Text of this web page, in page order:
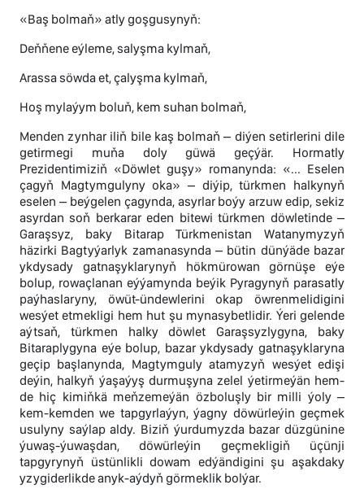
«Baş bolmaň» atly goşgusynyň:
Deňňene eýleme, salyşma kylmaň,
Arassa söwda et, çalyşma kylmaň,
Hoş mylaýym boluň, kem suhan bolmaň,
Menden zynhar iliň bile kaş bolmaň – diýen setirlerini dile
getirmegi muňa doly güwä geçýär. Hormatly
Prezidentimiziň «Döwlet guşy» romanynda: «... Eselen
çagyň Magtymgulyny oka» – diýip, türkmen halkynyň
eselen – beýgelen çagynda, asyrlar boýy arzuw edip, sekiz
asyrdan soň berkarar eden bitewi türkmen döwletinde –
Garaşsyz, baky Bitarap Türkmenistan Watanymyzyň
häzirki Bagtyýarlyk zamanasynda – bütin dünýäde bazar
ykdysady gatnaşyklarynyň hökmürowan görnüşe eýe
bolup, rowaçlanan eýýamynda beýik Pyragynyň parasatly
paýhaslaryny, öwüt-ündewlerini okap öwrenmelidigini
wesýet etmekligi hem hut şu mynasybetlidir. Ýeri gelende
aýtsaň, türkmen halky döwlet Garaşsyzlygyna, baky
Bitaraplygyna eýe bolup, bazar ykdysady gatnaşyklaryna
geçip başlanynda, Magtymguly atamyzyň wesýet edişi
deýin, halkyň ýaşaýyş durmuşyna zelel ýetirmeýän hem-
de hiç kimiňkä meňzemeýän özboluşly bir milli ýoly –
kem-kemden we tapgyrlaýyn, ýagny döwürleýin geçmek
usulyny saýlap aldy. Biziň ýurdumyzda bazar düzgünine
ýuwaş-ýuwaşdan, döwürleýin geçmekligiň üçünji
tapgyrynyň üstünlikli dowam edýändigini şu aşakdaky
yzygiderlikde anyk-aýdyň görmeklik bolýar.